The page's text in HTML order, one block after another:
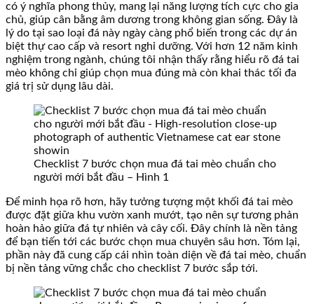
có ý nghĩa phong thủy, mang lại năng lượng tích cực cho gia
chủ, giúp cân bằng âm dương trong không gian sống. Đây là
lý do tại sao loại đá này ngày càng phổ biến trong các dự án
biệt thự cao cấp và resort nghỉ dưỡng. Với hơn 12 năm kinh
nghiệm trong ngành, chúng tôi nhận thấy rằng hiểu rõ đá tai
mèo không chỉ giúp chọn mua đúng mà còn khai thác tối đa
giá trị sử dụng lâu dài.
Checklist 7 bước chọn mua đá tai mèo chuẩn cho
người mới bắt đầu – Hình 1
Để minh họa rõ hơn, hãy tưởng tượng một khối đá tai mèo
được đặt giữa khu vườn xanh mướt, tạo nên sự tương phản
hoàn hảo giữa đá tự nhiên và cây cối. Đây chính là nền tảng
để bạn tiến tới các bước chọn mua chuyên sâu hơn. Tóm lại,
phần này đã cung cấp cái nhìn toàn diện về đá tai mèo, chuẩn
bị nền tảng vững chắc cho checklist 7 bước sắp tới.